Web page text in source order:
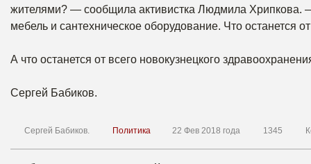
жителями? — сообщила активистка Людмила Хрипкова.
мебель и сантехническое оборудование. Что останется
А что останется от всего новокузнецкого
Сергей Бабиков.
Сергей Бабиков. Политика 22 Фев 2018 года 1345